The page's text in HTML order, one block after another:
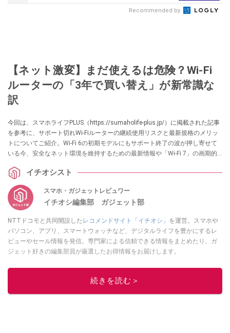
Recommended by
【ネット激変】まだ使えるは危険？Wi-Fi
ルーターの「3年で買い替え」が新常識な
訳
今回は、スマホライフPLUS（https://sumaholife-plus.jp/）に掲載された記事
を参考に、サポート切れWi-Fiルーターの継続使用リスクと最新規格のメリッ
トについてご紹介。Wi-Fi 6の初期モデルにもサポート終了の波が押し寄せて
いる今、安全なネット環境を維持するための最新情報や「Wi-Fi 7」の画期的
PLUSでご確認ください。
イチオシスト
スマホ・ガジェットレビュワー
イチオシ編集部 ガジェット部
NTTドコモと共同開設したレコメンドサイト「イチオシ」 を運営。スマホや
パソコン、アプリ、スマートウォッチなど、デジタルライフを豊かにするレ
ビューやセール情報を発信。専門家による信頼できる情報をまとめたり、ガ
ジェット好きの編集部員が厳選したお得情報をお届けします。
このイチオシストの他の記事を読む
続きを読む＞